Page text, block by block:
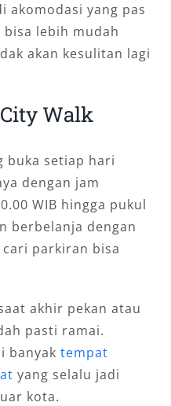
akomodasi yang pas
bisa lebih mudah
akan kesulitan lagi
Walk
buka setiap hari
dengan jam
WIB hingga pukul
berbelanja dengan
parkiran bisa
akhir pekan atau
pasti ramai.
banyak tempat
yang selalu jadi
kota.